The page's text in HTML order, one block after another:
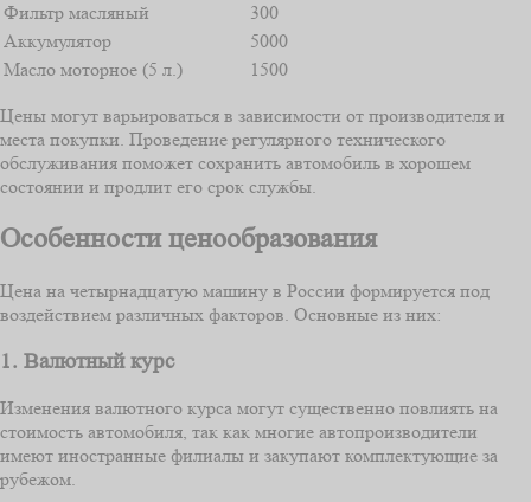
Фильтр масляный
300
Аккумулятор
5000
Масло моторное (5 л.)
1500
Цены могут варьироваться в зависимости от производителя и
места покупки. Проведение регулярного технического
обслуживания поможет сохранить автомобиль в хорошем
состоянии и продлит его срок службы.
Особенности ценообразования
Цена на четырнадцатую машину в России формируется под
воздействием различных факторов. Основные из них:
1. Валютный курс
Изменения валютного курса могут существенно повлиять на
стоимость автомобиля, так как многие автопроизводители
имеют иностранные филиалы и закупают комплектующие за
рубежом.